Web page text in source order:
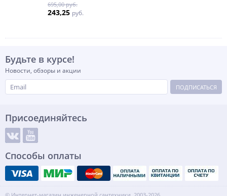
695,00 руб.
243,25 руб.
Будьте в курсе!
Новости, обзоры и акции
ПОДПИСАТЬСЯ
Присоединяйтесь
Способы оплаты